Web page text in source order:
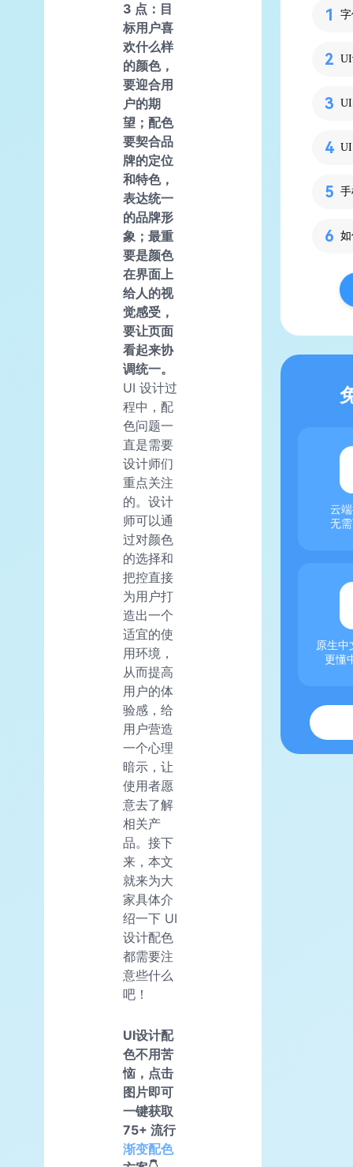
3 点：目
标用户喜
欢什么样
的颜色，
要迎合用
户的期
望；配色
要契合品
牌的定位
和特色，
表达统一
的品牌形
象；最重
要是颜色
在界面上
给人的视
觉感受，
要让页面
看起来协
调统一。
UI 设计过
程中，配
色问题一
直是需要
设计师们
重点关注
的。设计
师可以通
过对颜色
的选择和
把控直接
为用户打
造出一个
适宜的使
用环境，
从而提高
用户的体
验感，给
用户营造
一个心理
暗示，让
使用者愿
意去了解
相关产
品。接下
来，本文
就来为大
家具体介
绍一下 UI
设计配色
都需要注
意些什么
吧！
UI设计配
色不用苦
恼，点击
图片即可
一键获取
75+ 流行
渐变配色
云
无
原生中
更懂